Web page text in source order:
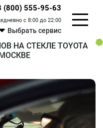
(800) 555-95-63
с 8:00 до 22:00
Выбрать сервис
НА СТЕКЛЕ TOYOTA